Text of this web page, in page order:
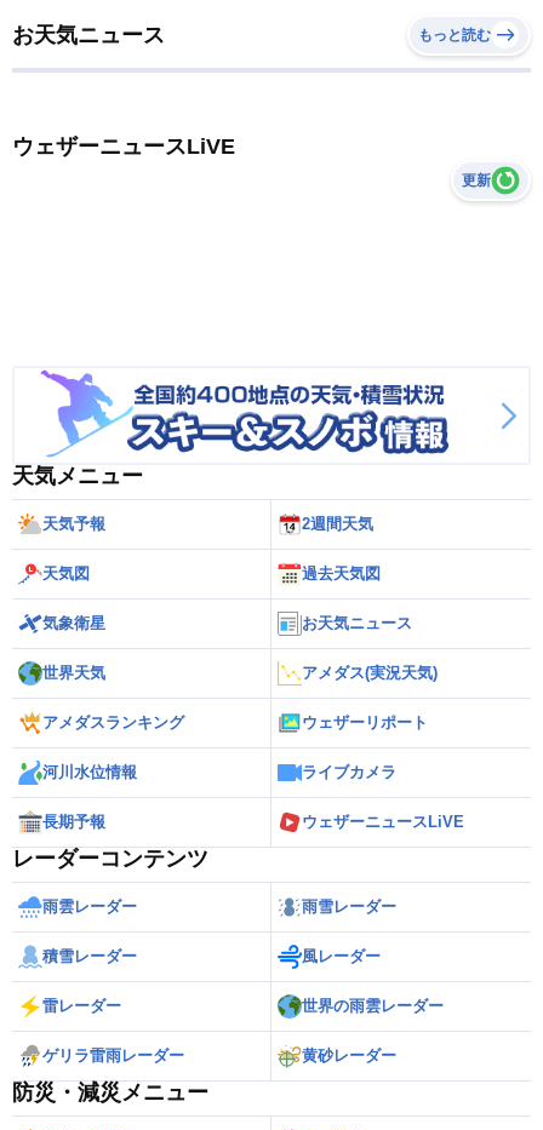
お天気ニュース もっと読む
ウェザーニュースLiVE
更新
天気メニュー
天気予報 2週間天気
天気図 過去天気図
気象衛星 お天気ニュース
世界天気 アメダス(実況天気)
アメダスランキング ウェザーリポート
河川水位情報 ライブカメラ
長期予報 ウェザーニュースLiVE
レーダーコンテンツ
雨雲レーダー 雨雪レーダー
積雪レーダー 風レーダー
雷レーダー 世界の雨雲レーダー
ゲリラ雷雨レーダー 黄砂レーダー
防災・減災メニュー